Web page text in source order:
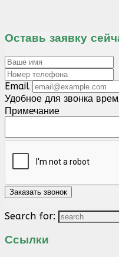
Оставь заявку
Email
Удобное для звонка
Примечание
Search for:
Ссылки